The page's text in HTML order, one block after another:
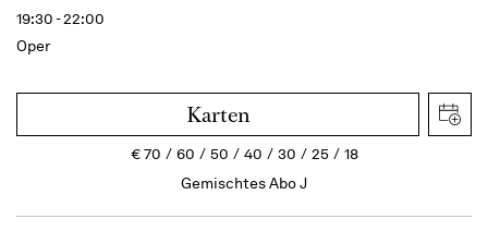
19:30 - 22:00
Oper
Karten
€70 60 50 40 30 25
18
Gemischtes Abo J